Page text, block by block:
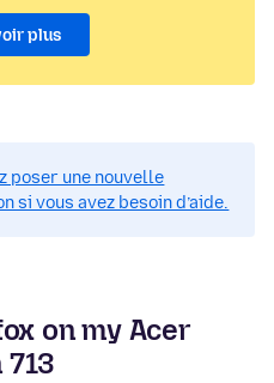
plus
poser une nouvelle
si vous avez besoin d’aide.
on my Acer